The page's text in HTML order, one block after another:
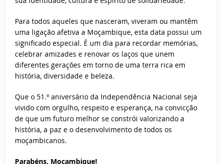
Para todos aqueles que nasceram, viveram ou mantêm
uma ligação afetiva a Moçambique, esta data possui um
significado especial. É um dia para recordar memórias,
celebrar amizades e renovar os laços que unem
diferentes gerações em torno de uma terra rica em
história, diversidade e beleza.
Que o 51.º aniversário da Independência Nacional seja
vivido com orgulho, respeito e esperança, na convicção
de que um futuro melhor se constrói valorizando a
história, a paz e o desenvolvimento de todos os
moçambicanos.
Parabéns, Moçambique!